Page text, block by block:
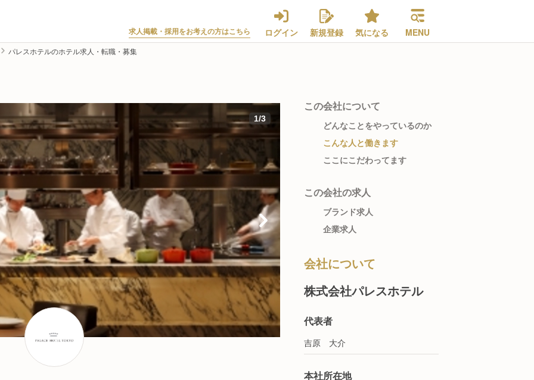
求人掲載・採用をお考えの方はこちら ログイン 新規登録 気になる MENU
パレスホテルのホテル求人・転職・募集
1/3
この会社について
どんなことをやっているのか
こんな人と働きます
ここにこだわってます
この会社の求人
ブランド求人
企業求人
会社について
株式会社パレスホテル
代表者
吉原 大介
本社所在地